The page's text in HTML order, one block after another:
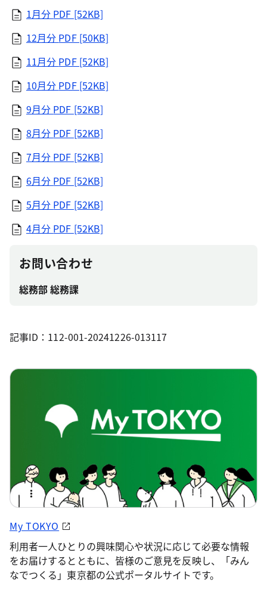
1月分 PDF [52KB]
12月分 PDF [50KB]
11月分 PDF [52KB]
10月分 PDF [52KB]
9月分 PDF [52KB]
8月分 PDF [52KB]
7月分 PDF [52KB]
6月分 PDF [52KB]
5月分 PDF [52KB]
4月分 PDF [52KB]
お問い合わせ
総務部 総務課
記事ID：112-001-20241226-013117
My TOKYO
利用者一人ひとりの興味関心や状況に応じて必要な情報
をお届けするとともに、皆様のご意見を反映し、「みん
なでつくる」東京都の公式ポータルサイトです。